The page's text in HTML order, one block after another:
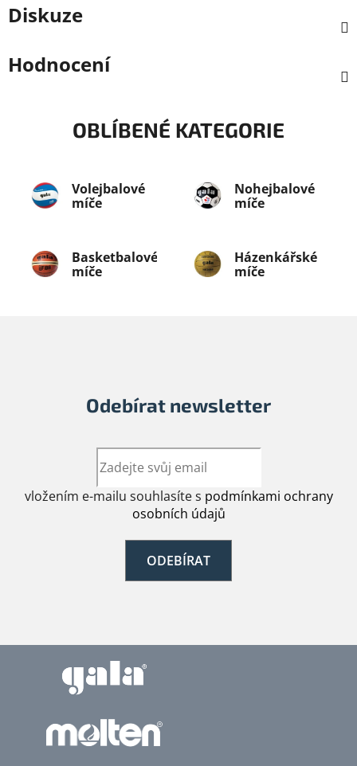
Diskuze
Hodnocení
OBLÍBENÉ KATEGORIE
Volejbalové
míče
Nohejbalové
míče
Basketbalové
míče
Házenkářské
míče
Odebírat newsletter
vložením e-mailu souhlasíte s podmínkami ochrany
osobních údajů
ODEBÍRAT